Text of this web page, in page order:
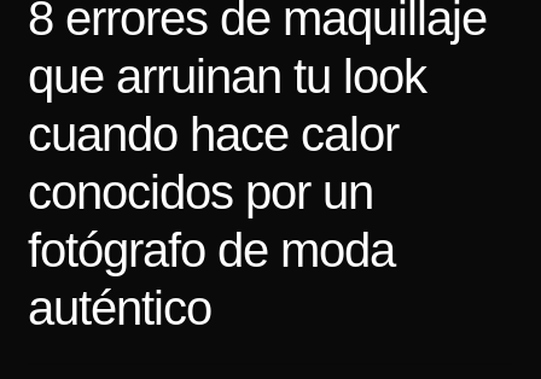
hijo
Recibir Castings
Publica tu casting
Blog
Tarifas
Contacto
8 errores de maquillaje
que arruinan tu look
cuando hace calor
conocidos por un
fotógrafo de moda
auténtico